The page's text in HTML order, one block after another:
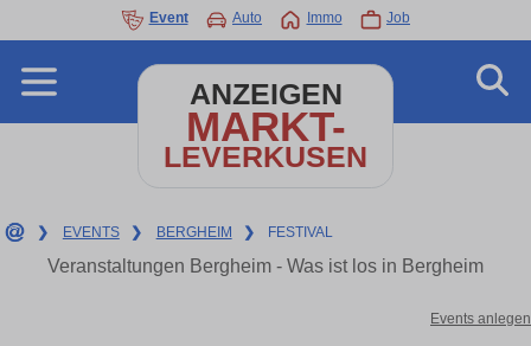
Event Auto Immo Job
ANZEIGEN
MARKT-
LEVERKUSEN
❯ EVENTS ❯ BERGHEIM ❯ FESTIVAL
Veranstaltungen Bergheim - Was ist los in Bergheim
Events anlegen